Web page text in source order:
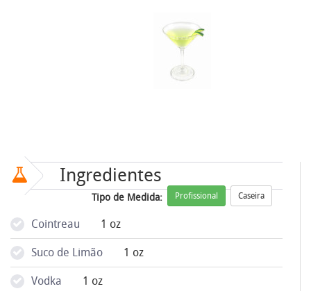
Ingredientes
Tipo de Medida: Profissional Caseira
Cointreau 1 oz
Suco de Limão 1 oz
Vodka 1 oz